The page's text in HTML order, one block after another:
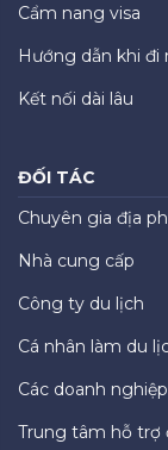
Cẩm nang visa
Hướng dẫn khi đi
Kết nối dài lâu
ĐỐI TÁC
Chuyên gia địa
Nhà cung cấp
Công ty du lịch
Cá nhân làm du
Các doanh nghiệp
Trung tâm hỗ trợ